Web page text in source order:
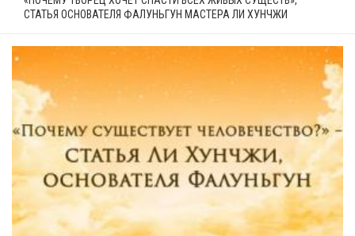
СТАТЬЯ ОСНОВАТЕЛЯ ФАЛУНЬГУН МАСТЕРА ЛИ ХУНЧЖИ